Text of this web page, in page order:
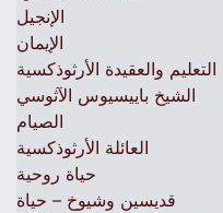
الإنجيل
الإيمان
التعليم والعقيدة الأرثوذكسية
الشيخ باييسيوس الآثوسي
الصيام
العائلة الأرثوذكسية
حياة روحية
قديسين وشيوخ – حياة